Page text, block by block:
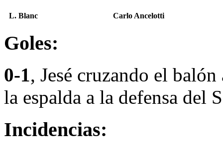
L. Blanc Carlo Ancelotti
Goles:
0-1, Jesé cruzando el
la espalda a la defensa del
Incidencias: